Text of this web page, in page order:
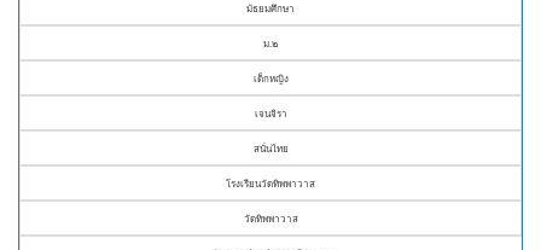
มัธยมศึกษา
ม.๒
เด็กหญิง
เจนจิรา
สนั่นไทย
โรงเรียนวัดทิพพาวาส
วัดทิพพาวาส